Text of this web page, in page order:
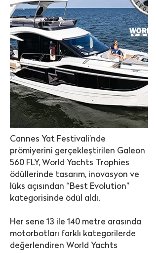
Cannes Yat Festivali’nde
prömiyerini gerçekleştirilen Galeon
560 FLY, World Yachts Trophies
ödüllerinde tasarım, inovasyon ve
lüks açısından “Best Evolution”
kategorisinde ödül aldı.
Her sene 13 ile 140 metre arasında
motorbotları farklı kategorilerde
değerlendiren World Yachts